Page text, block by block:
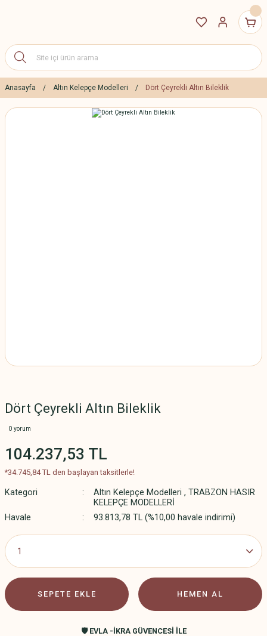
Anasayfa Altın Kelepçe Modelleri Dört Çeyrekli Altın Bileklik
Dört Çeyrekli Altın Bileklik
0 yorum
104.237,53 TL
*34.745,84 TL den başlayan taksitlerle!
Kategori Altın Kelepçe Modelleri , TRABZON HASIR
KELEPÇE MODELLERİ
Havale
93.813,78 TL (%10,00 havale indirimi)
SEPETE EKLE HEMEN AL
🛡️ EVLA -İKRA GÜVENCESİ İLE